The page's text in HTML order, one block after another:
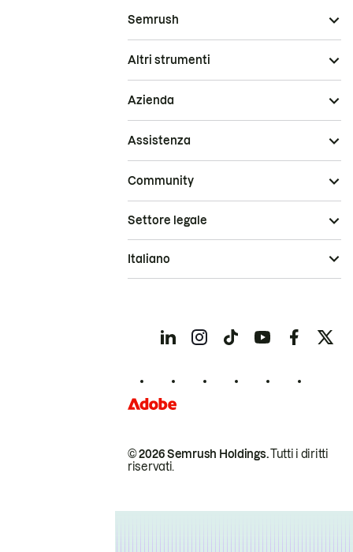
Semrush
Altri strumenti
Azienda
Assistenza
Community
© 2026 Semrush Holdings.Tutti i diritti
riservati.
Settore legale
Italiano